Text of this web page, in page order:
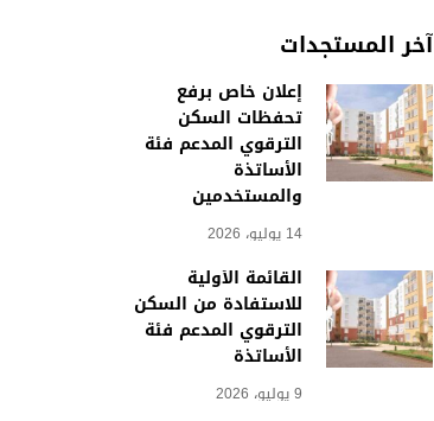
آخر المستجدات
إعلان خاص برفع
تحفظات السكن
الترقوي المدعم فئة
الأساتذة
والمستخدمين
14 يوليو، 2026
القائمة الأولية
للاستفادة من السكن
الترقوي المدعم فئة
الأساتذة
9 يوليو، 2026